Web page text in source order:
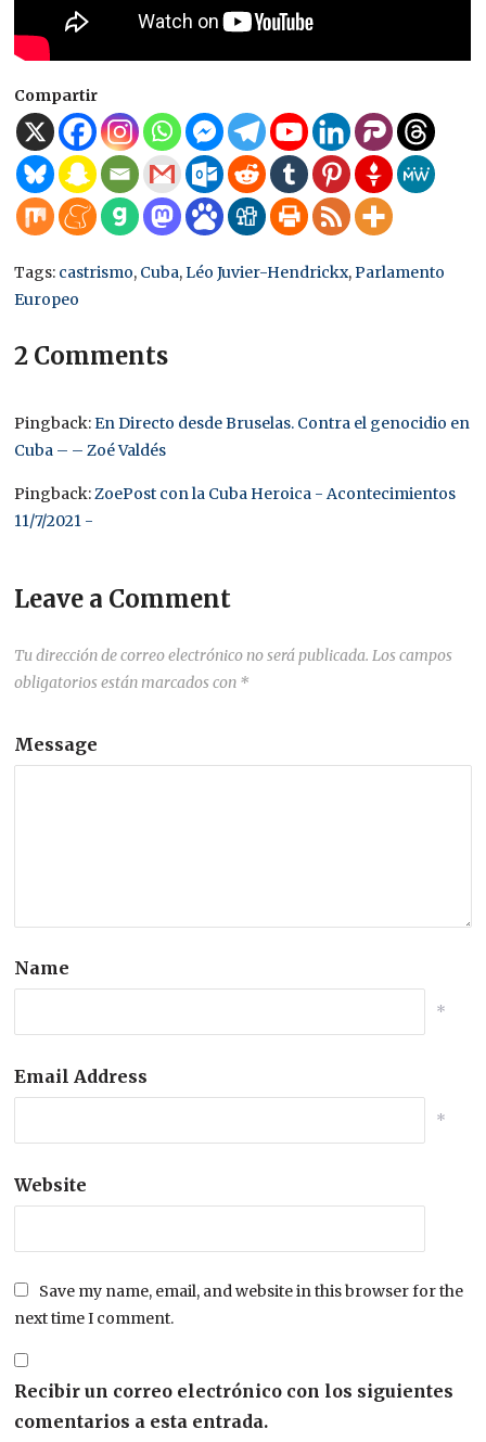
Compartir
Tags: castrismo, Cuba,Léo Juvier-Hendrickx,Parlamento
Europeo
2 Comments
Pingback:En Directo desde Bruselas. Contra el genocidio en
Cuba – – Zoé Valdés
Pingback:ZoePost con la Cuba Heroica - Acontecimientos
11/7/2021 -
Leave a Comment
Tu dirección de correo electrónico no será publicada. Los campos
obligatorios están marcados con *
Message
Name
*
Email Address
*
Website
Save my name, email, and website in this browser for the
next time I comment.
Recibir un correo electrónico con los siguientes
comentarios a esta entrada.